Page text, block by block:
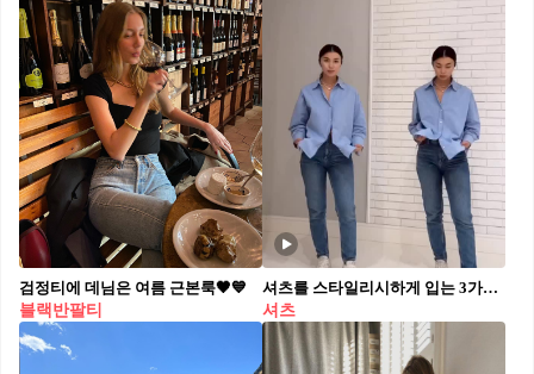
검정티에 데님은 여름 근본룩🖤💙
블랙반팔티
셔츠를 스타일리시하게 입는 3가지 꿀팁🔍💙
셔츠